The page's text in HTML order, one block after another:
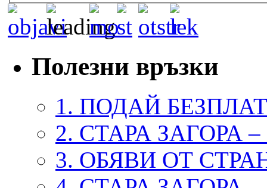
Полезни връзки
1. ПОДАЙ
2. СТАРА ЗАГОРА
3. ОБЯВИ ОТ